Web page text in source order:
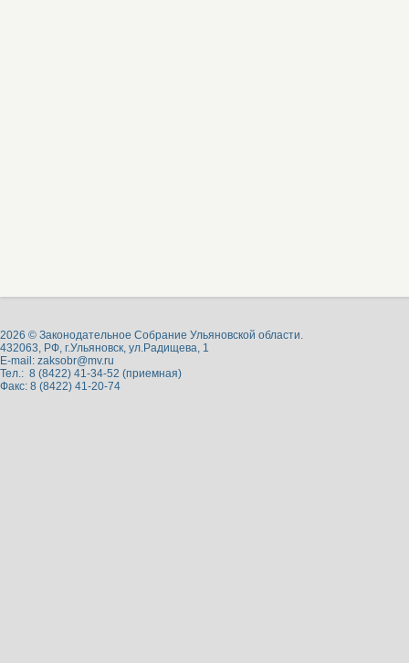
2026 © Законодательное Собрание Ульяновской области.
432063, РФ, г.Ульяновск, ул.Радищева, 1
E-mail: zaksobr@mv.ru
Тел.: 8 (8422) 41-34-52 (приемная)
Факс: 8 (8422) 41-20-74